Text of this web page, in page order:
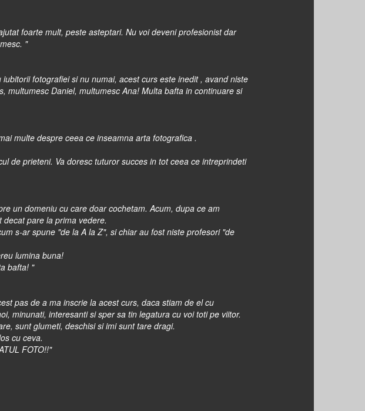
foarte mult, peste asteptari. Nu voi deveni profesionist dar
"
fotografiei si nu numai, acest curs este inedit , avand niste
Daniel, multumesc Ana! Multa bafta in continuare si
multe despre ceea ce inseamna arta fotografica .
de prieteni. Va doresc tuturor succes in tot ceea ce intreprindeti
un domeniu cu care doar cochetam. Acum, dupa ce am
pare la prima vedere.
s-ar spune "de la A la Z", si chiar au fost niste profesori "de
lumina buna!
bafta! "
pas de a ma inscrie la acest curs, daca stiam de el cu
minunati, interesanti si sper sa tin legatura cu voi toti pe viitor.
sunt glumeti, deschisi si imi sunt tare dragi.
cu ceva.
FOTO!!"